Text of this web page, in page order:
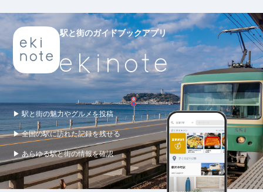
駅と街のガイドブックアプリ
▶ 駅と街の魅力やグルメを投稿
▶ 全国の駅に訪れた記録を残せる
▶ あらゆる駅と街の情報を確認